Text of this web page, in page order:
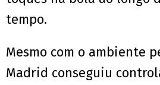
tempo.
Mesmo com o ambiente
Madrid conseguiu